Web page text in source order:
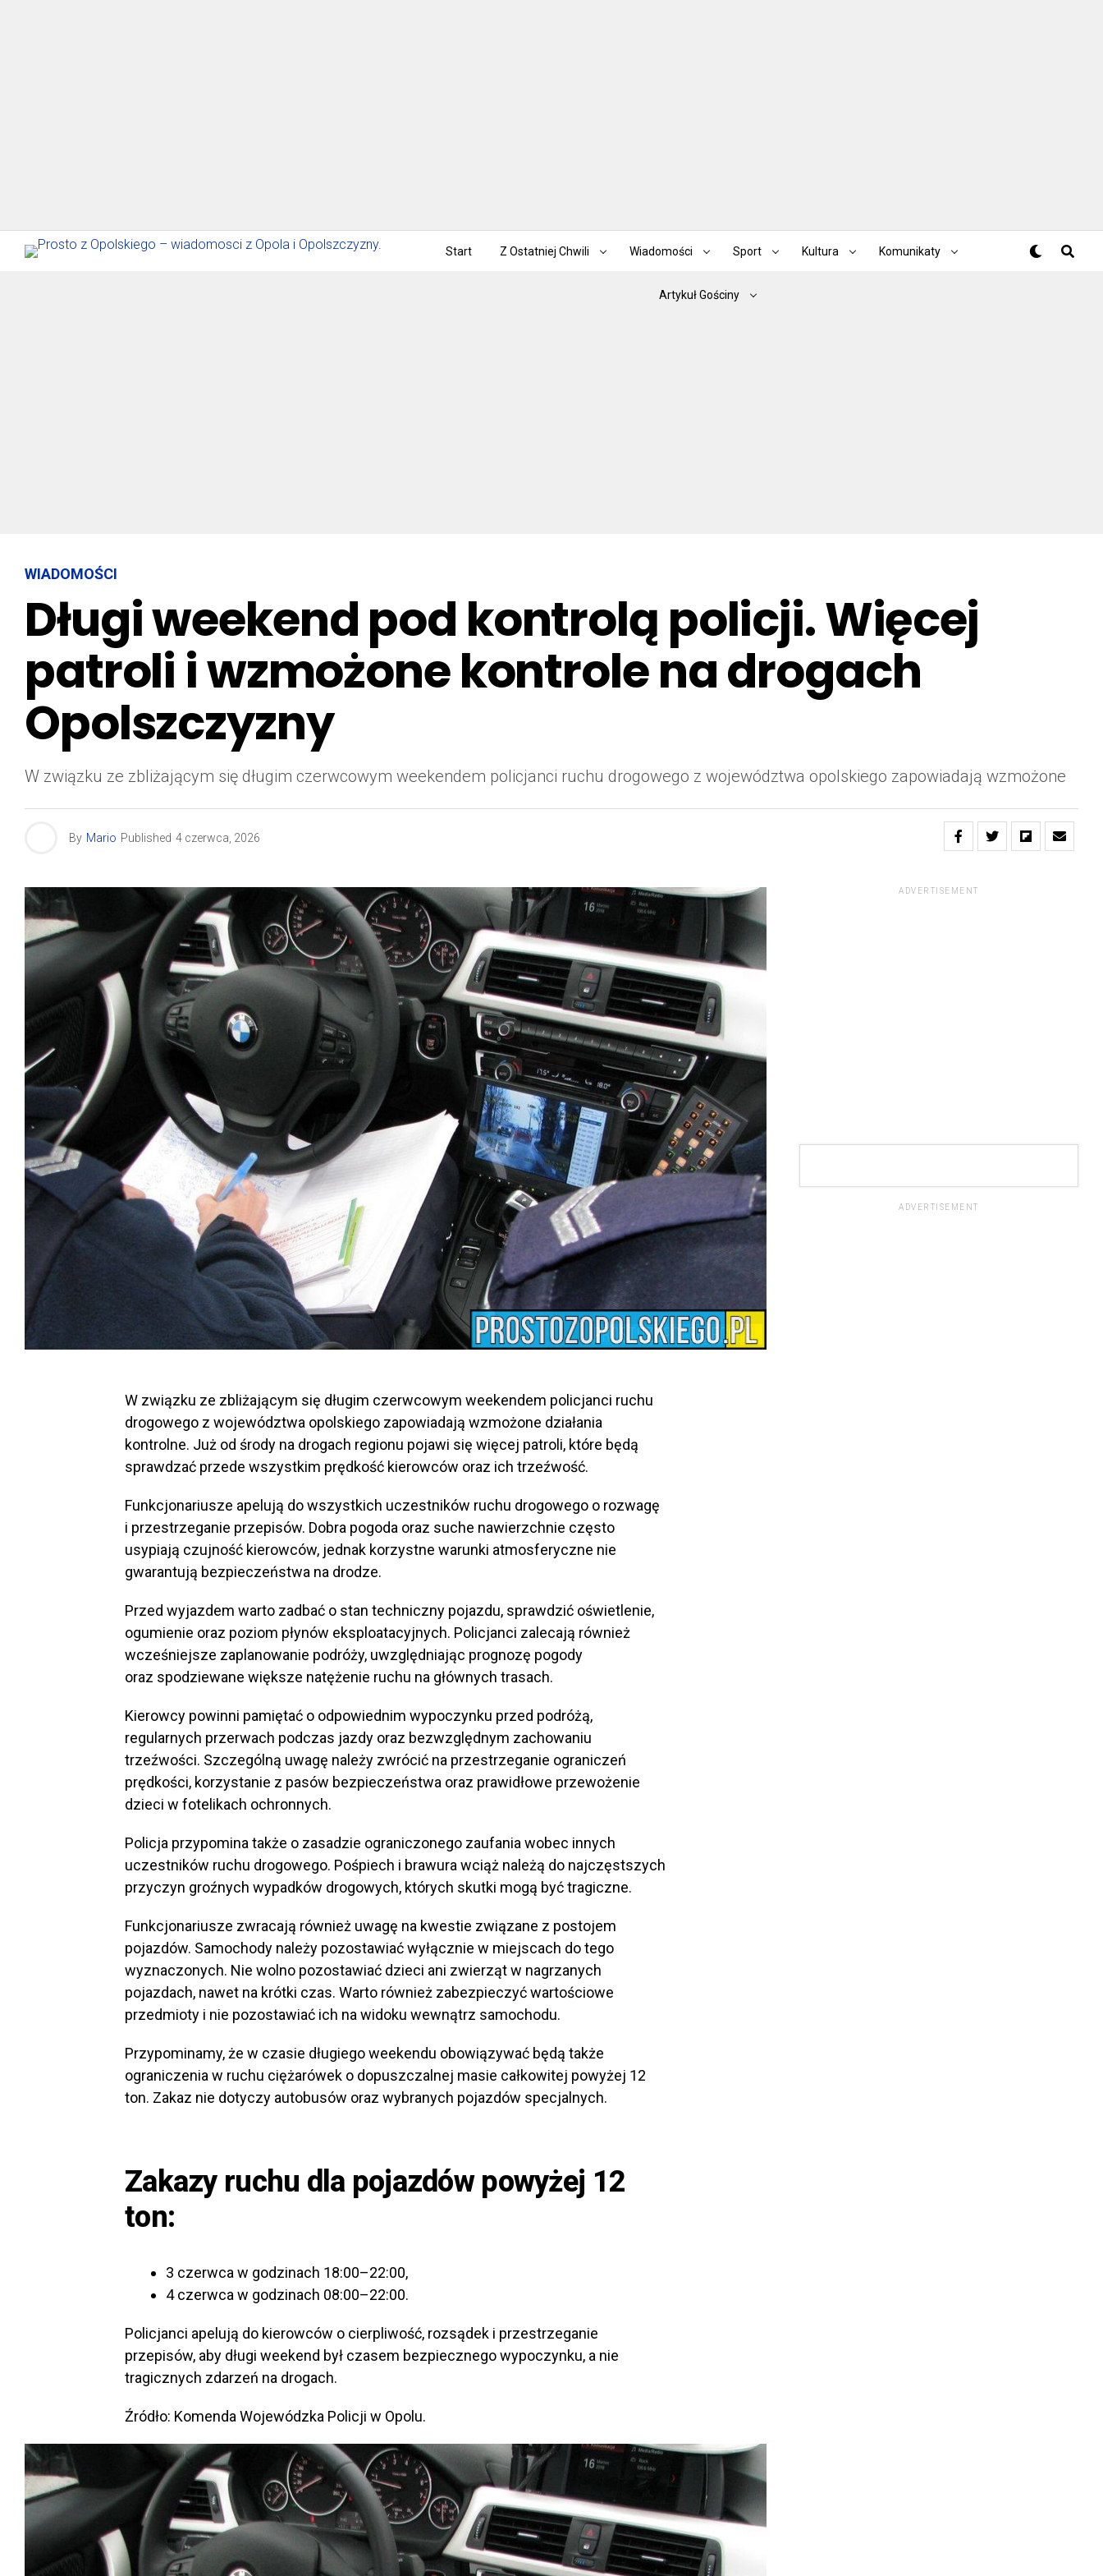
Start Z Ostatniej Chwili Wiadomości Sport Kultura Komunikaty
Artykuł Gościny
WIADOMOŚCI
Długi weekend pod kontrolą policji. Więcej
patroli i wzmożone kontrole na drogach
Opolszczyzny
W związku ze zbliżającym się długim czerwcowym weekendem policjanci ruchu drogowego z województwa opolskiego zapowiadają wzmożone
By Mario Published 4 czerwca, 2026
W związku ze zbliżającym się długim czerwcowym weekendem policjanci ruchu
drogowego z województwa opolskiego zapowiadają wzmożone działania
kontrolne. Już od środy na drogach regionu pojawi się więcej patroli, które będą
sprawdzać przede wszystkim prędkość kierowców oraz ich trzeźwość.
Funkcjonariusze apelują do wszystkich uczestników ruchu drogowego o rozwagę
i przestrzeganie przepisów. Dobra pogoda oraz suche nawierzchnie często
usypiają czujność kierowców, jednak korzystne warunki atmosferyczne nie
gwarantują bezpieczeństwa na drodze.
Przed wyjazdem warto zadbać o stan techniczny pojazdu, sprawdzić oświetlenie,
ogumienie oraz poziom płynów eksploatacyjnych. Policjanci zalecają również
wcześniejsze zaplanowanie podróży, uwzględniając prognozę pogody
oraz spodziewane większe natężenie ruchu na głównych trasach.
Kierowcy powinni pamiętać o odpowiednim wypoczynku przed podróżą,
regularnych przerwach podczas jazdy oraz bezwzględnym zachowaniu
trzeźwości. Szczególną uwagę należy zwrócić na przestrzeganie ograniczeń
prędkości, korzystanie z pasów bezpieczeństwa oraz prawidłowe przewożenie
dzieci w fotelikach ochronnych.
Policja przypomina także o zasadzie ograniczonego zaufania wobec innych
uczestników ruchu drogowego. Pośpiech i brawura wciąż należą do najczęstszych
przyczyn groźnych wypadków drogowych, których skutki mogą być tragiczne.
Funkcjonariusze zwracają również uwagę na kwestie związane z postojem
pojazdów. Samochody należy pozostawiać wyłącznie w miejscach do tego
wyznaczonych. Nie wolno pozostawiać dzieci ani zwierząt w nagrzanych
pojazdach, nawet na krótki czas. Warto również zabezpieczyć wartościowe
przedmioty i nie pozostawiać ich na widoku wewnątrz samochodu.
Przypominamy, że w czasie długiego weekendu obowiązywać będą także
ograniczenia w ruchu ciężarówek o dopuszczalnej masie całkowitej powyżej 12
ton. Zakaz nie dotyczy autobusów oraz wybranych pojazdów specjalnych.
Zakazy ruchu dla pojazdów powyżej 12
ton:
3 czerwca w godzinach 18:00–22:00,
4 czerwca w godzinach 08:00–22:00.
Policjanci apelują do kierowców o cierpliwość, rozsądek i przestrzeganie
przepisów, aby długi weekend był czasem bezpiecznego wypoczynku, a nie
tragicznych zdarzeń na drogach.
Źródło: Komenda Wojewódzka Policji w Opolu.
ADVERTISEMENT
ADVERTISEMENT